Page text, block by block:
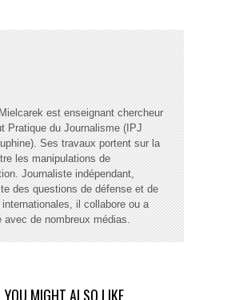
est enseignant chercheur
Pratique du Journalisme (IPJ
Ses travaux portent sur la
les manipulations de
Journaliste indépendant,
des questions de défense et de
il collabore ou a
avec de nombreux médias.
YOU MIGHT ALSO LIKE